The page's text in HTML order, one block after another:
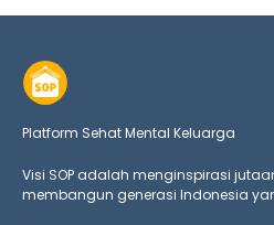
Platform Sehat Mental Keluarga
Visi SOP adalah menginspirasi
membangun generasi Indonesia